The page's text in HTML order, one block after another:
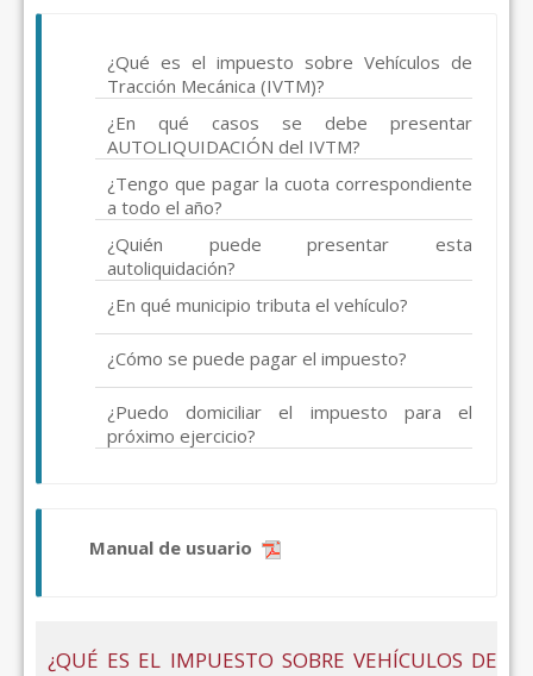
¿Qué es el impuesto sobre Vehículos de
Tracción Mecánica (IVTM)?
¿En qué casos se debe presentar
AUTOLIQUIDACIÓN del IVTM?
¿Tengo que pagar la cuota correspondiente
a todo el año?
¿Quién puede presentar esta
autoliquidación?
¿En qué municipio tributa el vehículo?
¿Cómo se puede pagar el impuesto?
¿Puedo domiciliar el impuesto para el
próximo ejercicio?
Manual de usuario
¿QUÉ ES EL IMPUESTO SOBRE VEHÍCULOS DE